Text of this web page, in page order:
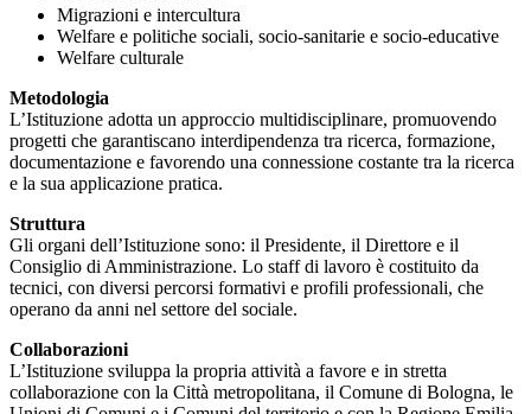
Migrazioni e intercultura
Welfare e politiche sociali, socio-sanitarie e socio-educative
Welfare culturale
Metodologia
L’Istituzione adotta un approccio multidisciplinare, promuovendo
progetti che garantiscano interdipendenza tra ricerca, formazione,
documentazione e favorendo una connessione costante tra la ricerca
e la sua applicazione pratica.
Struttura
Gli organi dell’Istituzione sono: il Presidente, il Direttore e il
Consiglio di Amministrazione. Lo staff di lavoro è costituito da
tecnici, con diversi percorsi formativi e profili professionali, che
operano da anni nel settore del sociale.
Collaborazioni
L’Istituzione sviluppa la propria attività a favore e in stretta
collaborazione con la Città metropolitana, il Comune di Bologna, le